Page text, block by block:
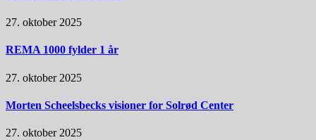
27. oktober 2025
REMA 1000 fylder 1 år
27. oktober 2025
Morten Scheelsbecks visioner for Solrød Center
27. oktober 2025